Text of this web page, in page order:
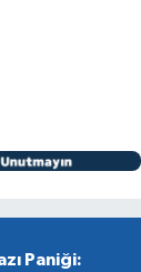
Paniği: